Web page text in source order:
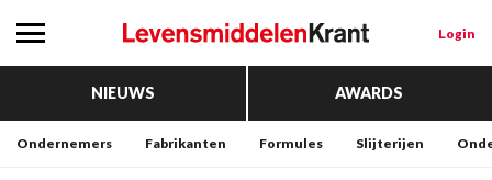
Login
NIEUWS AWARDS
Ondernemers Fabrikanten Formules Slijterijen